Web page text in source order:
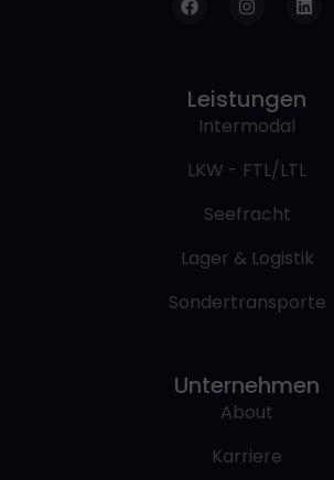
Leistungen
Intermodal
LKW - FTL/LTL
Seefracht
Lager & Logistik
Sondertransporte
Unternehmen
About
Karriere